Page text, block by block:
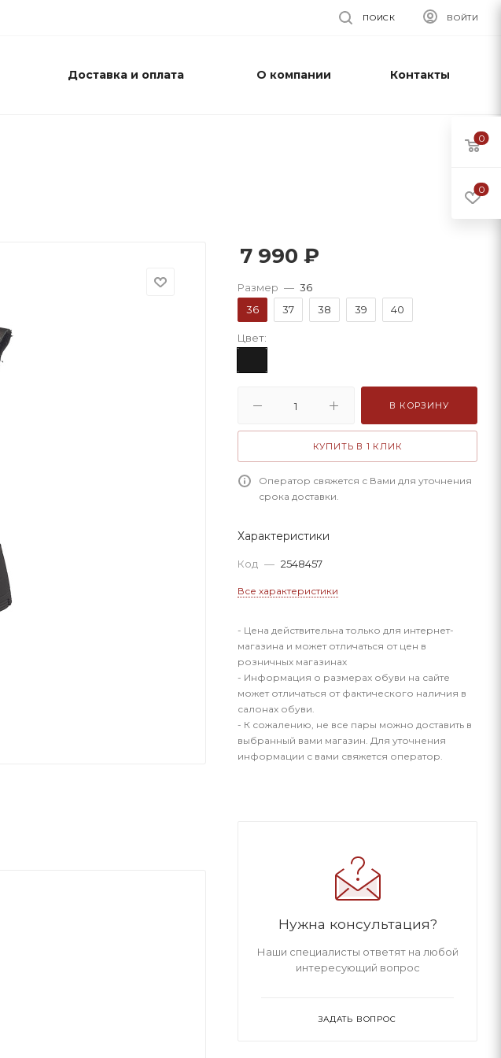
ВОЙТИ
ПОИСК
Доставка и оплата О компании Контакты
7 990 ₽
Размер — 36
36
37 38 39 40
Цвет:
В КОРЗИНУ
КУПИТЬ В 1 КЛИК
Оператор свяжется с Вами для уточнения
срока доставки.
Характеристики
Код — 2548457
Все характеристики
- Цена действительна только для интернет-
магазина и может отличаться от цен в
розничных магазинах
- Информация о размерах обуви на сайте
может отличаться от фактического наличия в
салонах обуви.
- К сожалению, не все пары можно доставить в
выбранный вами магазин. Для уточнения
информации с вами свяжется оператор.
Нужна консультация?
Наши специалисты ответят на любой
интересующий вопрос
ЗАДАТЬ ВОПРОС
0
0